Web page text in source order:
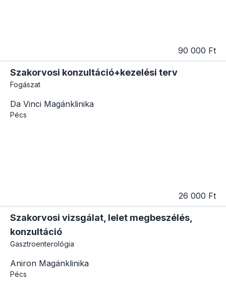
90 000 Ft
Szakorvosi konzultáció+kezelési terv
Fogászat
Da Vinci Magánklinika
Pécs
26 000 Ft
Szakorvosi vizsgálat, lelet megbeszélés,
konzultáció
Gasztroenterológia
Aniron Magánklinika
Pécs